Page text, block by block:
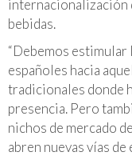
internacionalización
bebidas.
“Debemos estimular
españoles hacia
tradicionales donde
presencia. Pero
nichos de mercado
abren nuevas vías